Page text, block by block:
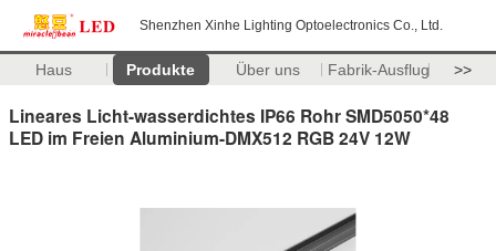
Shenzhen Xinhe Lighting Optoelectronics Co., Ltd.
Haus Produkte Über uns Fabrik-Ausflug >>
Lineares Licht-wasserdichtes IP66 Rohr SMD5050*48
LED im Freien Aluminium-DMX512 RGB 24V 12W